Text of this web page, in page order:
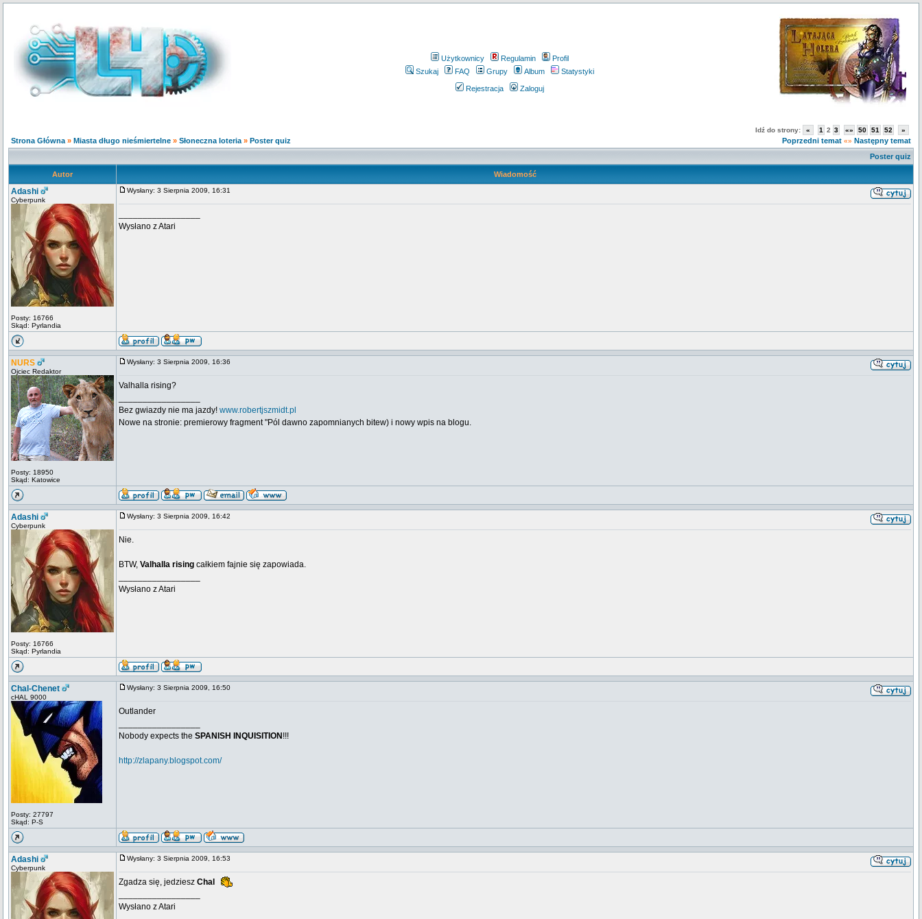
Użytkownicy Regulamin
Profil
Szukaj
FAQ Grupy Album Statystyki
Rejestracja Zaloguj
Strona Główna » Miasta długo nieśmiertelne » Słoneczna loteria » Poster quiz
Idź do strony: « 1 2 3 «» 50 51 52 »
Poprzedni temat «» Następny temat
Poster quiz
Autor Wiadomość
Adashi
Cyberpunk
Posty: 16766
Skąd: Pyrlandia
Wysłany: 3 Sierpnia 2009, 16:31
Wysłano z Atari
NURS
Ojciec Redaktor
Posty: 18950
Skąd: Katowice
Wysłany: 3 Sierpnia 2009, 16:36
Valhalla rising?
Bez gwiazdy nie ma jazdy! www.robertjszmidt.pl
Nowe na stronie: premierowy fragment "Pól dawno zapomnianych bitew) i nowy wpis na blogu.
Adashi
Cyberpunk
Posty: 16766
Skąd: Pyrlandia
Wysłany: 3 Sierpnia 2009, 16:42
Nie.
BTW, Valhalla rising całkiem fajnie się zapowiada.
Wysłano z Atari
Chal-Chenet
cHAL 9000
Posty: 27797
Skąd: P-S
Wysłany: 3 Sierpnia 2009, 16:50
Outlander
Nobody expects the SPANISH INQUISITION !!!
http://zlapany.blogspot.com/
Adashi
Cyberpunk
Wysłany: 3 Sierpnia 2009, 16:53
Zgadza się, jedziesz Chal
Wysłano z Atari